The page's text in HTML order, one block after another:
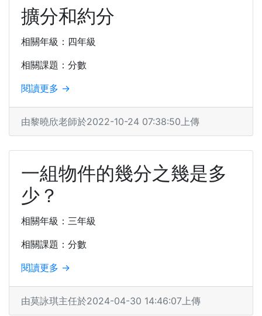
擴分和約分
相關年級：四年級
相關課題：分數
閱讀更多 →
由黎曉欣老師於2022-10-24 07:38:50上傳
一組物件的幾分之幾是多
少？
相關年級：三年級
相關課題：分數
閱讀更多 →
由莫詠琪主任於2024-04-30 14:46:07上傳